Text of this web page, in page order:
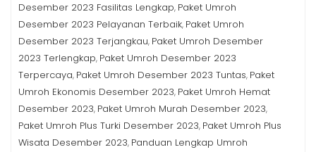
Desember 2023 Fasilitas Lengkap, Paket Umroh
Desember 2023 Pelayanan Terbaik, Paket Umroh
Desember 2023 Terjangkau, Paket Umroh Desember
2023 Terlengkap, Paket Umroh Desember 2023
Terpercaya, Paket Umroh Desember 2023 Tuntas, Paket
Umroh Ekonomis Desember 2023, Paket Umroh Hemat
Desember 2023, Paket Umroh Murah Desember 2023,
Paket Umroh Plus Turki Desember 2023, Paket Umroh Plus
Wisata Desember 2023, Panduan Lengkap Umroh